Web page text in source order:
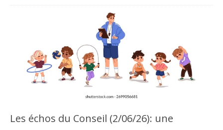
Les échos du Conseil (2/06/26): une